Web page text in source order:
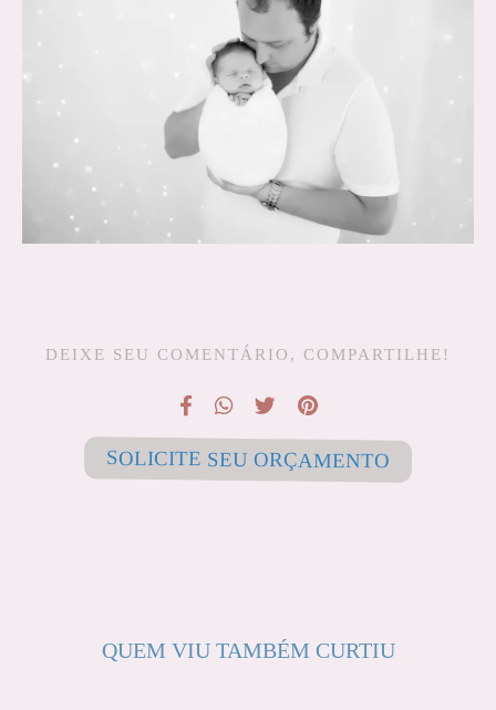
DEIXE SEU COMENTÁRIO, COMPARTILHE!
SOLICITE SEU ORÇAMENTO
QUEM VIU TAMBÉM CURTIU